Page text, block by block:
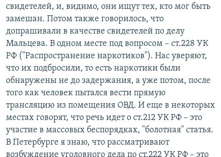
свидетелей, и, видимо, они ищут тех, кто мог быть
замешан. Потом также говорилось, что
допрашивали в качестве свидетелей по делу
Мальцева. В одном месте под вопросом – ст.228 УК
РФ ("Распространение наркотиков"). Нас уверяют,
что их подбросили, то есть наркотики были
обнаружены не до задержания, а уже потом, после
того как человек пытался вести прямую
трансляцию из помещения ОВД. И еще в некоторых
местах говорят, что речь идет о ст.212 УК РФ – это
участие в массовых беспорядках, "болотная" статья.
В Петербурге я знаю, что рассматривают
возбуждение уголовного дела по ст.222 УК РФ – это